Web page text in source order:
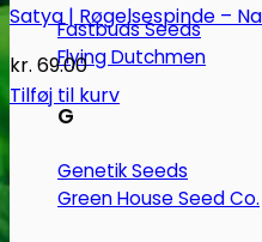
Fastbuds Seeds
Flying Dutchmen
G
Genetik Seeds
Green House Seed Co.
Satya | Røgelsespinde –
kr. 69.00
Tilføj til kurv